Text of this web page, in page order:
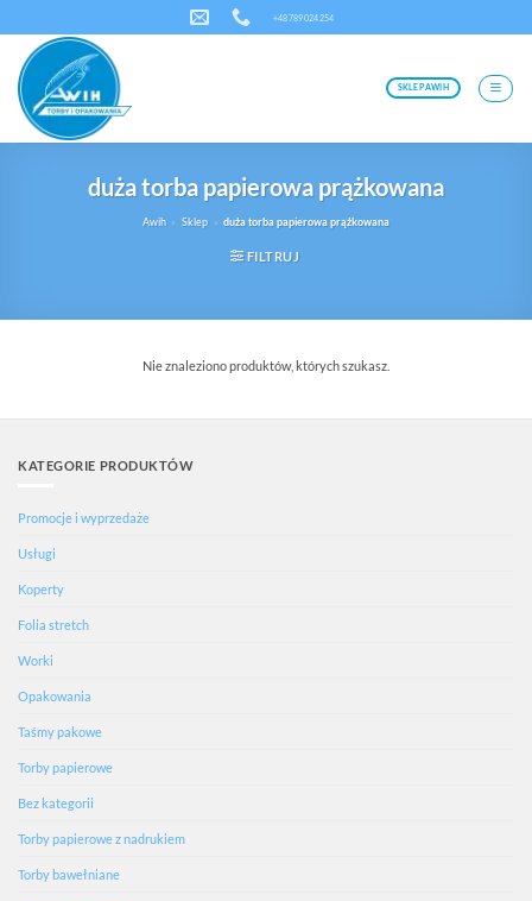
zawartości
+48 789 024 254
SKLEP AWIH
duża torba papierowa prążkowana
Awih » Sklep » duża torba papierowa prążkowana
FILTRUJ
Nie znaleziono produktów, których szukasz.
KATEGORIE PRODUKTÓW
Promocje i wyprzedaże
Usługi
Koperty
Folia stretch
Worki
Opakowania
Taśmy pakowe
Torby papierowe
Bez kategorii
Torby papierowe z nadrukiem
Torby bawełniane